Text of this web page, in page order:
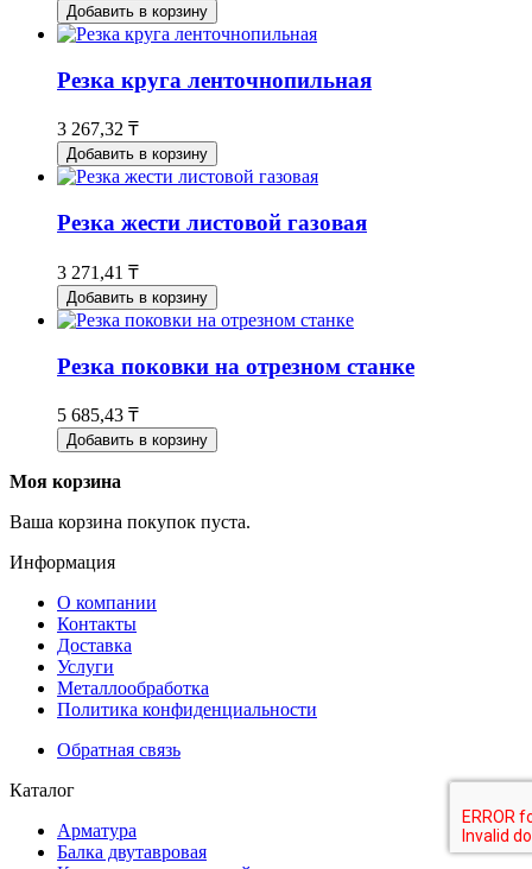
Добавить в корзину
Резка круга ленточнопильная
3 267,32 ₸
Добавить в корзину
Резка жести листовой газовая
3 271,41 ₸
Добавить в корзину
Резка поковки на отрезном станке
5 685,43 ₸
Добавить в корзину
Моя корзина
Ваша корзина покупок пуста.
Информация
О компании
Контакты
Доставка
Услуги
Металлообработка
Политика конфиденциальности
Обратная связь
Каталог
Арматура
Балка двутавровая